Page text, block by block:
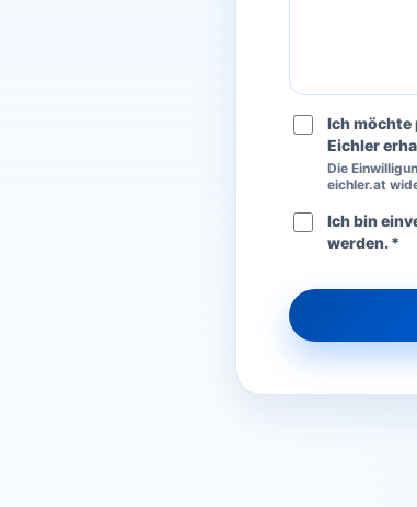
Ich möchte
Eichler
Die
eichler.at
Ich bin
werden. *